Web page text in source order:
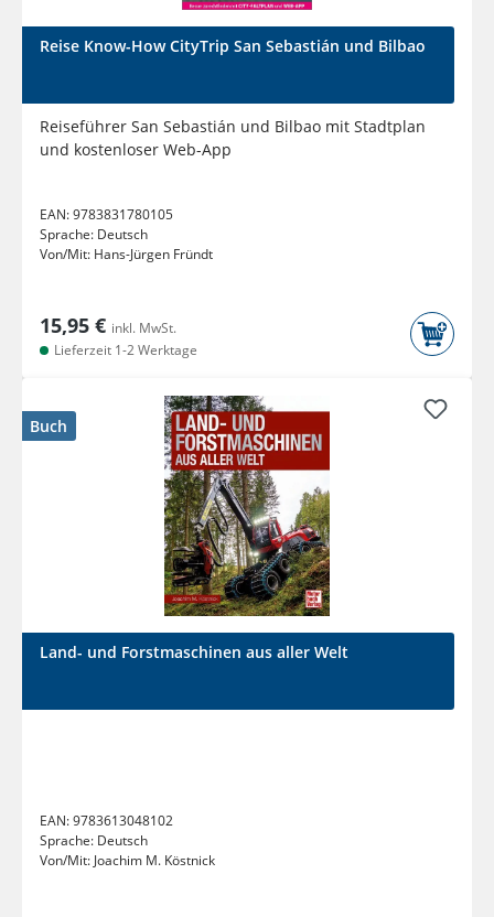
Reise Know-How CityTrip San Sebastián und Bilbao
Reiseführer San Sebastián und Bilbao mit Stadtplan
und kostenloser Web-App
EAN:9783831780105
Sprache: Deutsch
Von/Mit: Hans-Jürgen Fründt
15,95 € inkl. MwSt.
Lieferzeit 1-2 Werktage
Buch
Land- und Forstmaschinen aus aller Welt
EAN:9783613048102
Sprache: Deutsch
Von/Mit: Joachim M. Köstnick